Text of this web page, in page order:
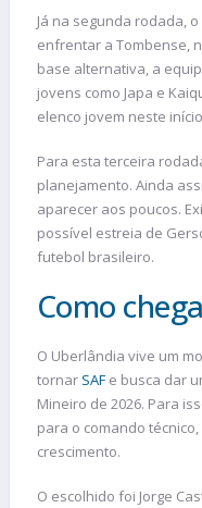
Já na segunda rodada,
enfrentar a Tombense,
base alternativa, a
jovens como Japa e
elenco jovem neste
Para esta terceira
planejamento. Ainda
aparecer aos poucos.
possível estreia de
futebol brasileiro.
Como
O Uberlândia vive um
tornar SAF e busca dar
Mineiro de 2026. Para
para o comando
crescimento.
O escolhido foi Jorge